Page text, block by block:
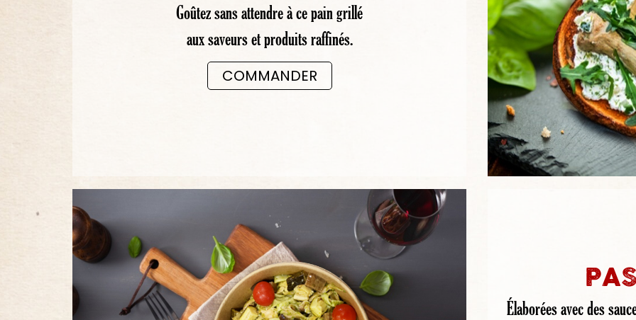
Goûtez sans attendre à ce pain grillé
aux saveurs et produits raffinés.
COMMANDER
Élaborées avec des